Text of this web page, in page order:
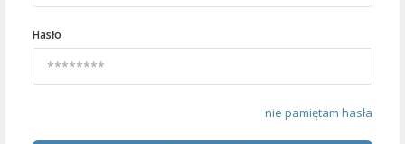
Hasło
nie pamiętam hasła